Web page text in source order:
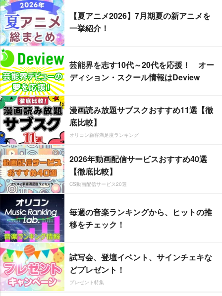
【夏アニメ2026】7月期夏の新アニメを
一挙紹介！
芸能界を志す10代～20代を応援！ オー
ディション・スクール情報はDeview
漫画読み放題サブスクおすすめ11選【徹
底比較】
オリコン顧客満足度ランキング
2026年動画配信サービスおすすめ40選
【徹底比較】
CS動画配信サービス20選
毎週の音楽ランキングから、ヒットの推
移をチェック！
試写会、登壇イベント、サインチェキな
どプレゼント！
プレゼント特集